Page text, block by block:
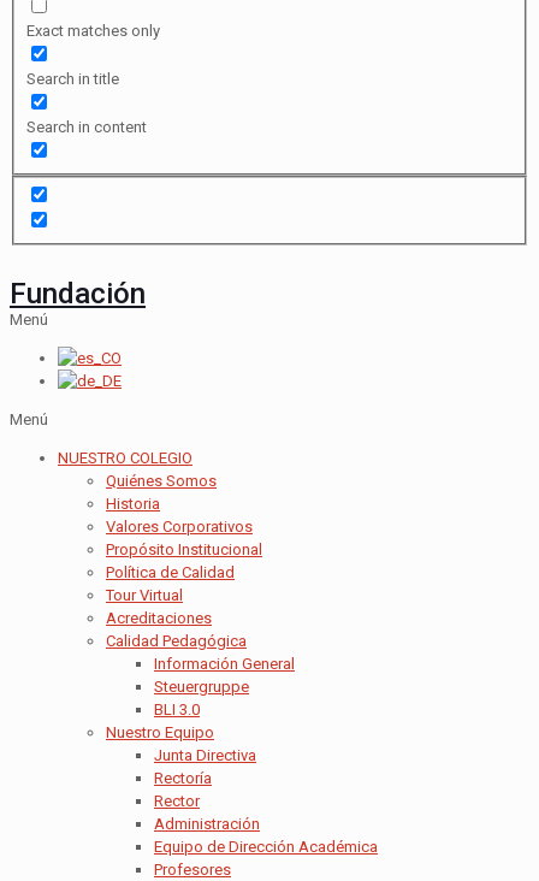
Exact matches only
Search in title
Search in content
Fundación
Menú
Menú
NUESTRO COLEGIO
Quiénes Somos
Historia
Valores Corporativos
Propósito Institucional
Política de Calidad
Tour Virtual
Acreditaciones
Calidad Pedagógica
Información General
Steuergruppe
BLI 3.0
Nuestro Equipo
Junta Directiva
Rectoría
Rector
Administración
Equipo de Dirección Académica
Profesores